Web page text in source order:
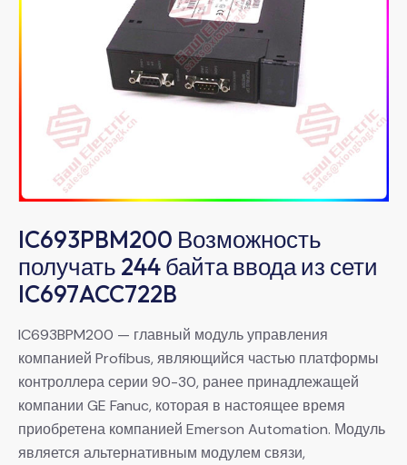
IC693PBM200 Возможность
получать 244 байта ввода из сети
IC697ACC722B
IC693BPM200 — главный модуль управления
компанией Profibus, являющийся частью платформы
контроллера серии 90-30, ранее принадлежащей
компании GE Fanuc, которая в настоящее время
приобретена компанией Emerson Automation. Модуль
является альтернативным модулем связи,